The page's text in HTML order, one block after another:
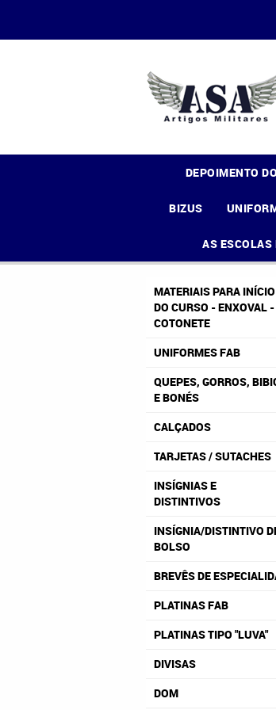
DEPOIMENTO
BIZUS
AS
MATERIAIS PARA INÍCIO
DO CURSO - ENXOVAL -
COTONETE
UNIFORMES FAB
QUEPES, GORROS,
E BONÉS
CALÇADOS
TARJETAS / SUTACHES
INSÍGNIAS E
DISTINTIVOS
INSÍGNIA/DISTINTIVO
BOLSO
BREVÊS DE
PLATINAS FAB
PLATINAS TIPO "LUVA"
DIVISAS
DOM